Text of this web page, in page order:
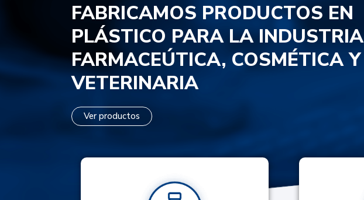
FABRICAMOS PRODUCTOS EN
PLÁSTICO PARA LA INDUSTRIA
FARMACEÚTICA, COSMÉTICA Y
VETERINARIA
Ver productos